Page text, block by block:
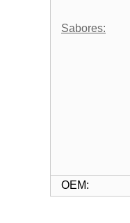
Sabores:
OEM: